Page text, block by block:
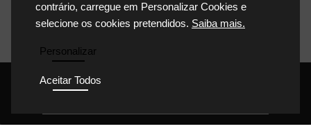
contrário, carregue em Personalizar Cookies e
selecione os cookies pretendidos. Saiba mais.
Personalizar
Aceitar Todos